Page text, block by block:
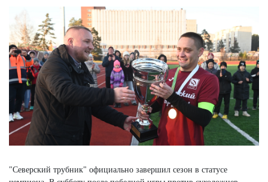
"Северский трубник" официально завершил сезон в статусе